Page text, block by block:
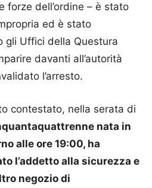
forze dell’ordine – è stato
ed è stato
gli Uffici della Questura
davanti all’autorità
l’arresto.
contestato, nella serata di
nata in
alle ore 19:00, ha
l’addetto alla sicurezza e
negozio di